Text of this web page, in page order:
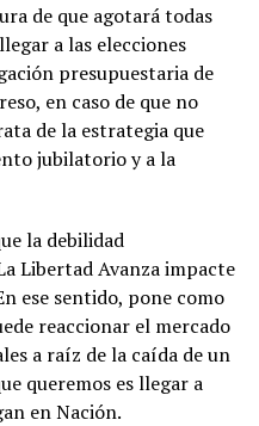
de que agotará todas
a las elecciones
presupuestaria de
en caso de que no
de la estrategia que
jubilatorio y a la
la debilidad
Libertad Avanza impacte
ese sentido, pone como
reaccionar el mercado
a raíz de la caída de un
queremos es llegar a
en Nación.